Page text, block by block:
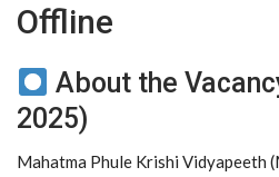
Offline
About the
2025)
Mahatma Phule Krishi Vidyapeeth